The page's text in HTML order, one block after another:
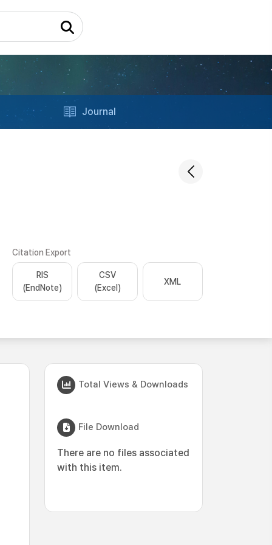
Journal
Citation Export
RIS
(EndNote)
CSV
(Excel)
XML
Total Views & Downloads
File Download
There are no files associated
with this item.